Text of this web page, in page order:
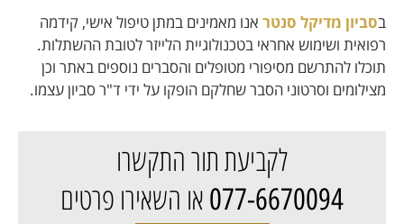
בסביון מדיקל סנטר אנו מאמינים במתן טיפול אישי, קידמה
רפואית ושימוש אחראי בטכנולוגיית הלייזר לטובת ההשתלות.
תוכלו להתרשם מסיפורי מטופלים והסברים נוספים באתר וכן
מצילומים וסרטוני הסבר שחלקם הופקו על ידי ד"ר סביון עצמו.
לקביעת תור התקשרו
077-6670094 או השאירו פרטים